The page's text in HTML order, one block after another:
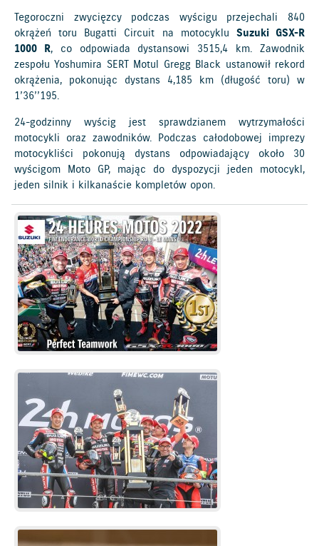
Tegoroczni zwycięzcy podczas wyścigu przejechali 840
okrążeń toru Bugatti Circuit na motocyklu Suzuki GSX-R
1000 R, co odpowiada dystansowi 3515,4 km. Zawodnik
zespołu Yoshumira SERT Motul Gregg Black ustanowił rekord
okrążenia, pokonując dystans 4,185 km (długość toru) w
1’36’’195.
24-godzinny wyścig jest sprawdzianem wytrzymałości
motocykli oraz zawodników. Podczas całodobowej imprezy
motocykliści pokonują dystans odpowiadający około 30
wyścigom Moto GP, mając do dyspozycji jeden motocykl,
jeden silnik i kilkanaście kompletów opon.